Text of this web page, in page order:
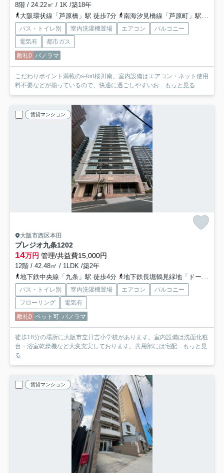
8階 / 24.22㎡ / 1K /築18年
大阪環状線「芦原橋」駅 徒歩7分
南海汐見橋線「芦原町」駅 徒歩7分
バス・トイレ別 室内洗濯機置場 エアコン
バルコニー
電気有
都市ガス
敷礼0 パノラマ
こだわりポイント満載のs-fort桜川南。室内設備はエアコン・ネット使用
料不要などが揃っているので、快適に過ごしやすいお... もっと見る
賃貸マンション
大阪市西区本田
プレジオ九条1202
14万円 管理/共益費15,000円
12階 / 42.48㎡ / 1LDK /築2年
地下鉄中央線「九条」駅 徒歩4分
地下鉄長堀鶴見緑地「ドーム前千代崎」駅 徒歩13分
バス・トイレ別 室内洗濯機置場 エアコン
バルコニー
フローリング
電気有
敷礼0 ペット可 パノラマ
徒歩18分の場所に大阪市立日吉小学校があります。室内設備は洗面化粧
台・浴室乾燥機など大変充実しております。共用部には宅配... もっと見
る
賃貸マンション